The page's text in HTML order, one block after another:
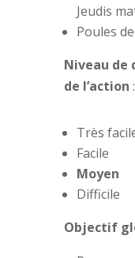
Jeudis
Poules
Niveau de
de l’action :
Très
Facile
Moyen
Difficile
Objectif